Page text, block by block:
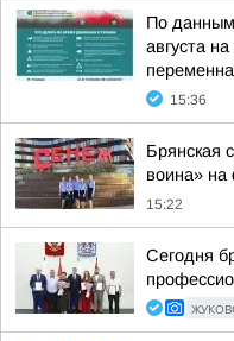
По данным
августа
15:36
Брянская
воина»
15:22
Сегодня